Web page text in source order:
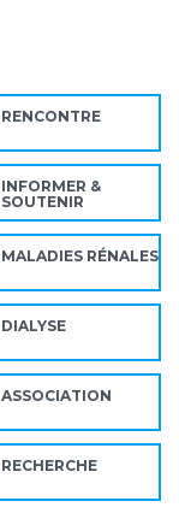
RENCONTRE
INFORMER &
SOUTENIR
MALADIES RÉNALES
DIALYSE
ASSOCIATION
RECHERCHE